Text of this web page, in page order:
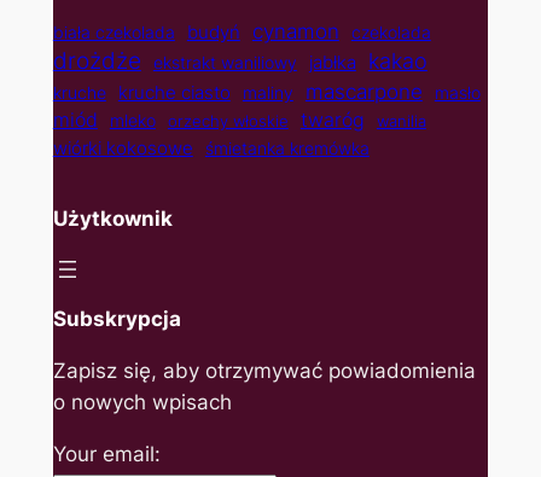
biała czekolada budyń cynamon czekolada
drożdże ekstrakt waniliowy jabłka kakao
kruche kruche ciasto maliny mascarpone masło
miód mleko orzechy włoskie twaróg wanilia
wiórki kokosowe śmietanka kremówka
Użytkownik
Subskrypcja
Zapisz się, aby otrzymywać powiadomienia
o nowych wpisach
Your email: